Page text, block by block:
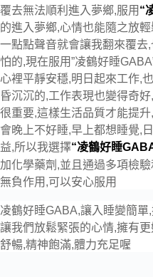
覆去無法順利進入夢鄉,服用 “
的進入夢鄉,心情也能隨之放輕
一點點聲音就會讓我翻來覆去
怕的,現在服用”凌鶴好睡
心裡平靜安穩,明日起來工作,
昏沉沉的,工作表現也變得奇
很重要,這樣生活品質才能提
會晚上不好睡,早上都想睡覺,
益,所以我選擇“凌鶴好睡
加化學藥劑,並且通過多項檢
無負作用,可以安心服用
凌鶴好睡GABA,讓入睡變簡單
讓我們放鬆緊張的心情,擁有更
舒暢,精神飽滿,體力充足喔